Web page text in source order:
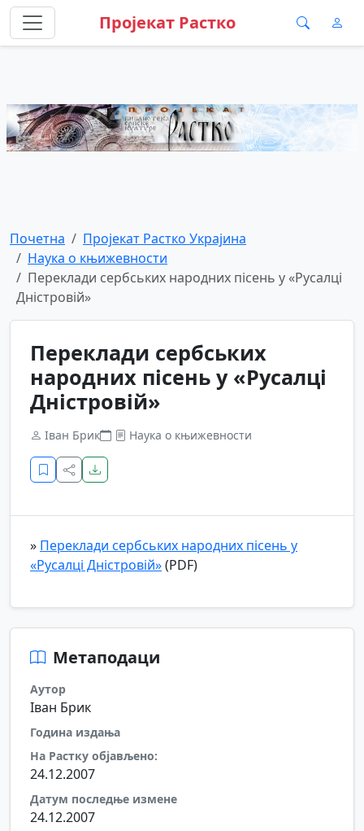
Пројекат Растко
Почетна
Пројекат Растко Украјина
Наука о књижевности
Переклади сербських народних пісень у «Русалці
Дністровій»
Переклади сербських
народних пісень у «Русалці
Дністровій»
Іван Брик Наука о књижевности
» Переклади сербських народних пісень у
«Русалці Дністровій»(PDF)
Метаподаци
Аутор
Іван Брик
Година издања
На Растку објављено:
24.12.2007
Датум последње измене
24.12.2007